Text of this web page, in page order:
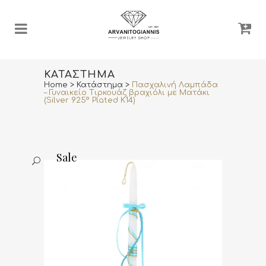
ΚΑΤΆΣΤΗΜΑ
Home > Κατάστημα >
Πασχαλινή Λαμπάδα
– Γυναικείο Τιρκουάζ βραχιόλι με Ματάκι
(Silver 925º Plated K14)
Sale